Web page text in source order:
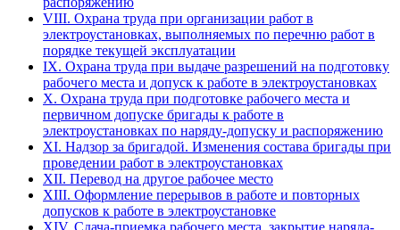
VIII. Охрана труда при организации работ в
электроустановках, выполняемых по перечню работ в
порядке текущей эксплуатации
IX. Охрана труда при выдаче разрешений на подготовку
рабочего места и допуск к работе в электроустановках
X. Охрана труда при подготовке рабочего места и
первичном допуске бригады к работе в
электроустановках по наряду-допуску и распоряжению
XI. Надзор за бригадой. Изменения состава бригады при
проведении работ в электроустановках
XII. Перевод на другое рабочее место
XIII. Оформление перерывов в работе и повторных
допусков к работе в электроустановке
XIV. Сдача-приемка рабочего места, закрытие наряда-